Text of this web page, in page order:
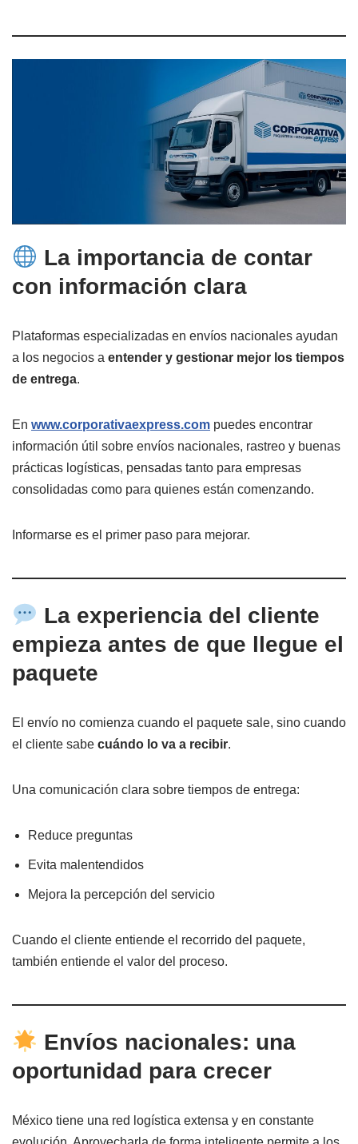
La importancia de contar
con información clara
Plataformas especializadas en envíos nacionales ayudan
a los negocios a entender y gestionar mejor los tiempos
de entrega.
En www.corporativaexpress.com puedes encontrar
información útil sobre envíos nacionales, rastreo y buenas
prácticas logísticas, pensadas tanto para empresas
consolidadas como para quienes están comenzando.
Informarse es el primer paso para mejorar.
La experiencia del cliente
empieza antes de que llegue el
paquete
El envío no comienza cuando el paquete sale, sino cuando
el cliente sabe cuándo lo va a recibir.
Una comunicación clara sobre tiempos de entrega:
Reduce preguntas
Evita malentendidos
Mejora la percepción del servicio
Cuando el cliente entiende el recorrido del paquete,
también entiende el valor del proceso.
Envíos nacionales: una
oportunidad para crecer
México tiene una red logística extensa y en constante